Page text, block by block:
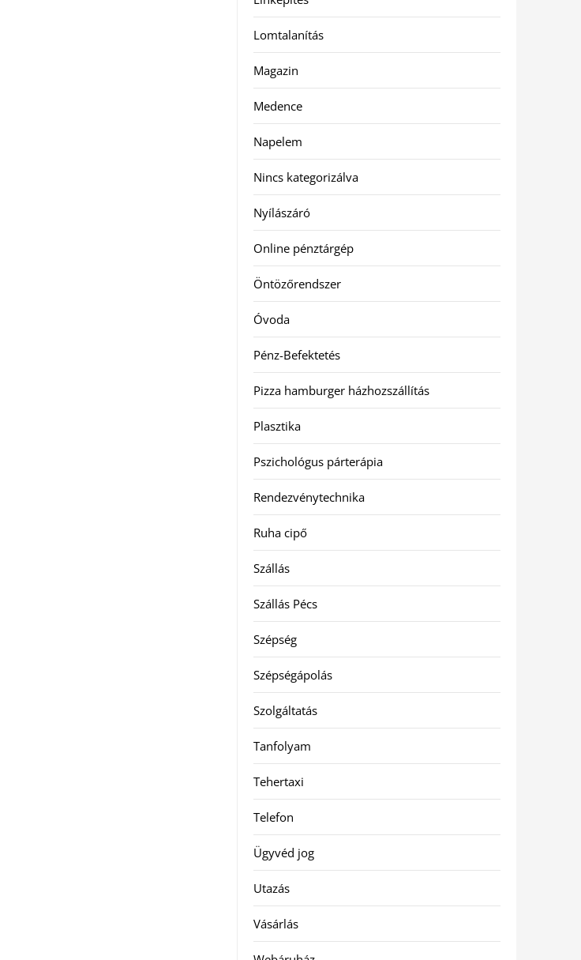
Lomtalanítás
Magazin
Medence
Napelem
Nincs kategorizálva
Nyílászáró
Online pénztárgép
Öntözőrendszer
Óvoda
Pénz-Befektetés
Pizza hamburger házhozszállítás
Plasztika
Pszichológus párterápia
Rendezvénytechnika
Ruha cipő
Szállás
Szállás Pécs
Szépség
Szépségápolás
Szolgáltatás
Tanfolyam
Tehertaxi
Telefon
Ügyvéd jog
Utazás
Vásárlás